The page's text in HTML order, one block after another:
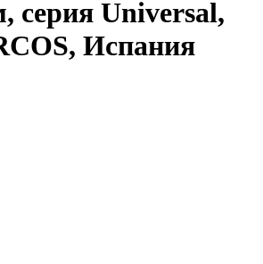
серия Universal,
Испания